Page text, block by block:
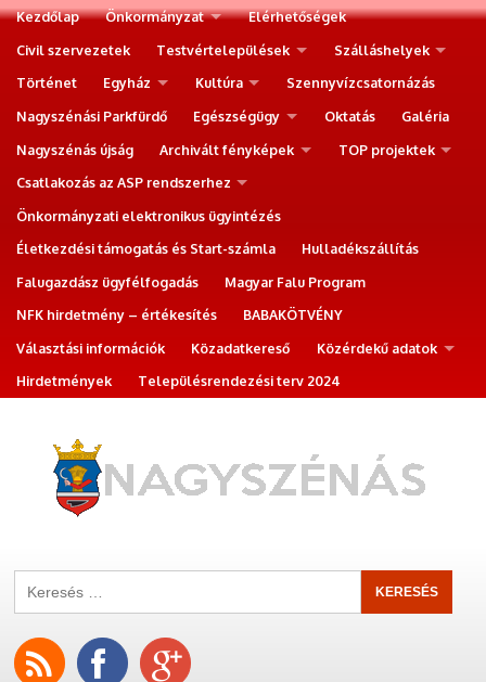
Kezdőlap Önkormányzat
Elérhetőségek
Civil szervezetek
Testvértelepülések
Szálláshelyek
Történet
Egyház Kultúra
Szennyvízcsatornázás
Nagyszénási Parkfürdő
Egészségügy Oktatás
Galéria
Nagyszénás újság
Archivált fényképek
TOP projektek
Csatlakozás az ASP rendszerhez
Önkormányzati elektronikus ügyintézés
Életkezdési támogatás és Start-számla
Hulladékszállítás
Falugazdász ügyfélfogadás
Magyar Falu Program
NFK hirdetmény – értékesítés
BABAKÖTVÉNY
Választási információk
Közadatkereső
Közérdekű adatok
Hirdetmények
Településrendezési terv 2024